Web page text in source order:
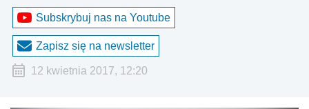
Subskrybuj nas na Youtube
Zapisz się na newsletter
12 kwietnia 2017, 12:20